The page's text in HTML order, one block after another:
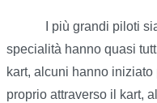
I più grandi piloti sia
specialità hanno quasi
kart, alcuni hanno
proprio attraverso il kart,